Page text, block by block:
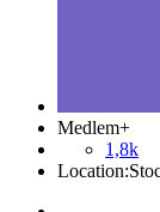
Medlem+
1,8k
Location: